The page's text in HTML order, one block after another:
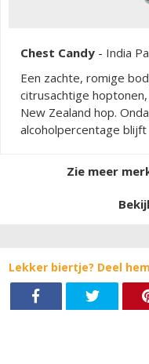
Chest Candy - India
Een zachte, romige
citrusachtige
New Zealand hop.
alcoholpercentage
mondgevoel en volop
Zie meer
Lekker biertje? Deel